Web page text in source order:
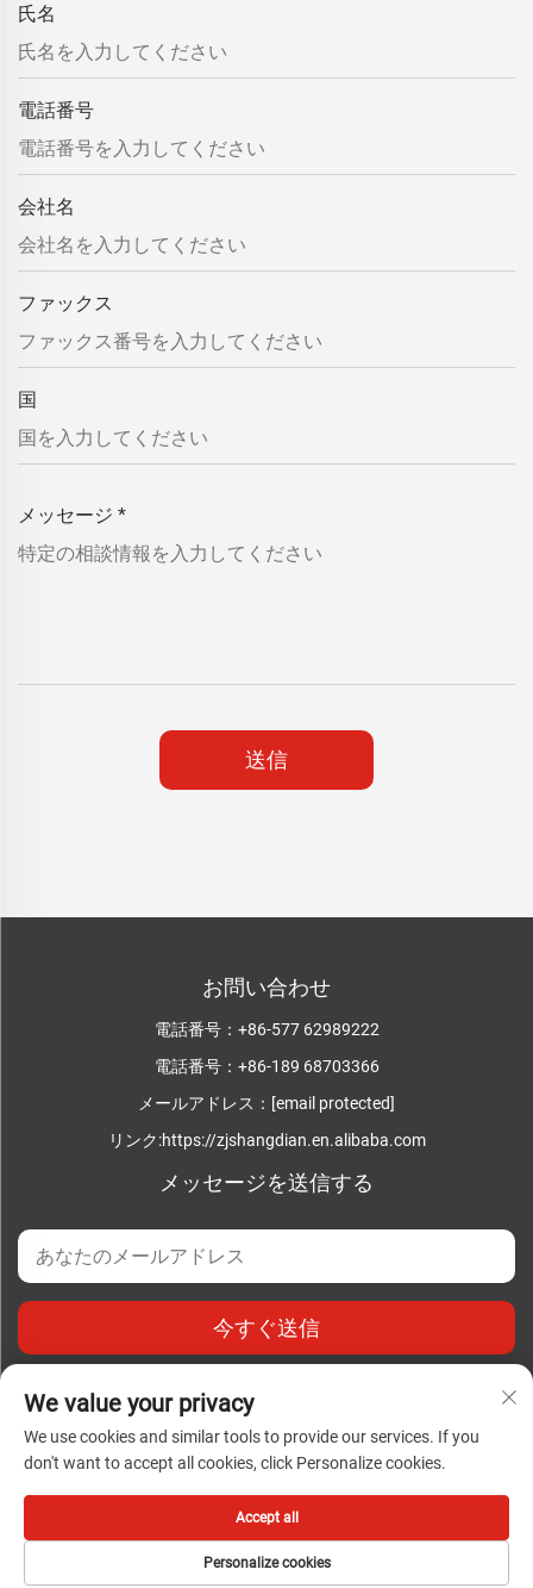
氏名
電話番号
会社名
ファックス
国
メッセージ *
送信
お問い合わせ
電話番号： +86-577 62989222
電話番号： +86-189 68703366
メールアドレス： [email protected]
リンク:https://zjshangdian.en.alibaba.com
メッセージを送信する
今すぐ送信
イバシーポリシー
We value your privacy
We use cookies and similar tools to provide our services. If you
don't want to accept all cookies, click Personalize cookies.
Personalize cookies
Accept all